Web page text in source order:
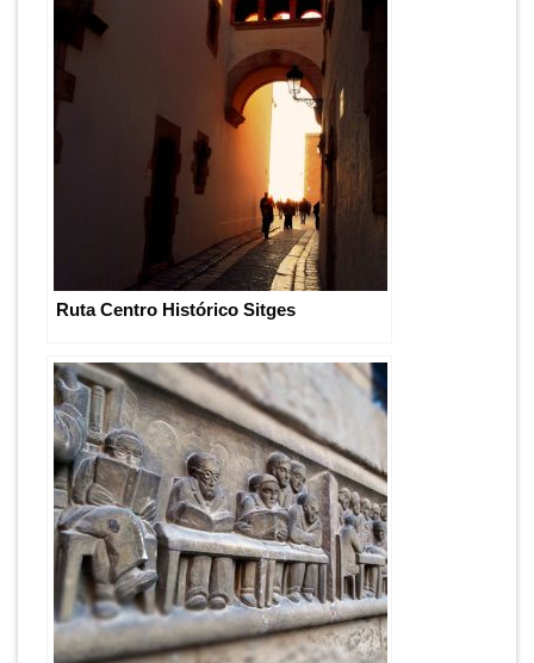
Ruta Centro Histórico Sitges